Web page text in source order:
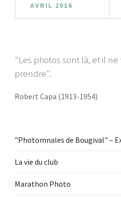
AVRIL 2016
"Les photos sont là, et il ne
prendre".
Robert Capa (1913-1954)
"Photomnales de Bougival" –
La vie du club
Marathon Photo